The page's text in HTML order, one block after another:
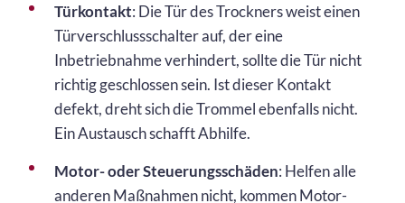
Türkontakt: Die Tür des Trockners weist einen
Türverschlussschalter auf, der eine
Inbetriebnahme verhindert, sollte die Tür nicht
richtig geschlossen sein. Ist dieser Kontakt
defekt, dreht sich die Trommel ebenfalls nicht.
Ein Austausch schafft Abhilfe.
Motor- oder Steuerungsschäden: Helfen alle
anderen Maßnahmen nicht, kommen Motor-